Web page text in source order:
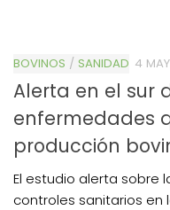
BOVINOS / SANIDAD 4
Alerta en el sur
enfermedades
producción
El estudio alerta sobre
controles sanitarios en